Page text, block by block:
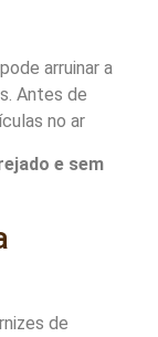
arruinar a
Antes de
no ar
e sem
de